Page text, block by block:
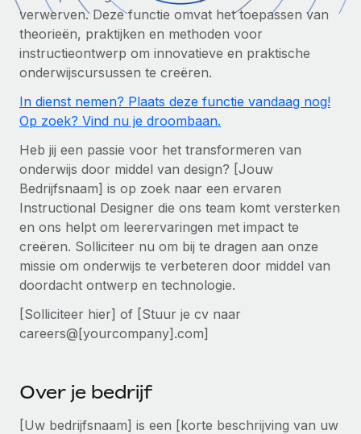
Zzp'ers internationaal onboarden en beheren
PEO
Ingewikkelde HR-taken eenvoudig uitbesteden
INFRASTRUCTUUR
HR naadloos in workflows integreren
Platform
Ingebouwde essentiële HR-functies voor je team
Verbinden Nieuw
AI-tools koppelen aan Remote met onze MCP
Integraties
Processen stroomlijnen met essentiële zakelijke tools
Vraag een expert
GROEIFASE
Start-ups
bedrijven
Mid-market
Teams uitbreiden met HR solutions op maat
Enterprise
Global HR voor grote bedrijven
WERK MET ONS SAMEN
Strategische technologiepartners
Integreer global HR flexibel in je platform
Remote Build
Binnenkort beschikbaar
Integraties en advies over AI-automatiseringen
Betalingscalculator voor zzp'ers
Ontdek valuta-opties en betaalsnelheden voor
internationale zzp'ers
LEREN MET REMOTE
Onderzoek en gidsen
Casestudy's
HR-woordenlijst
Checklists en templates
Bibliotheek met functiebeschrijvingen
Webinars
Evenementen
Inzicht in salaris en talent
Inzichtencentrum
Nederlands
Français
Deutsch
Español
Italiano
Português (Portugal)
日本語
中文（简体）
Inloggen
verwerven. Deze functie omvat het toepassen van
theorieën, praktijken en methoden voor
instructieontwerp om innovatieve en praktische
onderwijscursussen te creëren.
In dienst nemen? Plaats deze functie vandaag nog!
Op zoek? Vind nu je droombaan.
Heb jij een passie voor het transformeren van
onderwijs door middel van design? [Jouw
Bedrijfsnaam] is op zoek naar een ervaren
Instructional Designer die ons team komt versterken
en ons helpt om leerervaringen met impact te
creëren. Solliciteer nu om bij te dragen aan onze
missie om onderwijs te verbeteren door middel van
doordacht ontwerp en technologie.
[Solliciteer hier] of [Stuur je cv naar
careers@[yourcompany].com]
Over je bedrijf
[Uw bedrijfsnaam] is een [korte beschrijving van uw